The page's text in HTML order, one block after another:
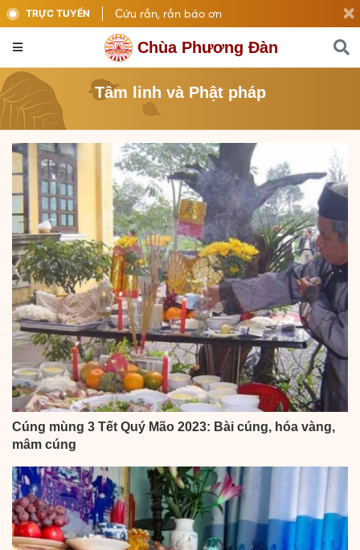
TRỰC TUYẾN Cứu rắn, rắn báo ơn
Chùa Phương Đàn
Tâm linh và Phật pháp
Cúng mùng 3 Tết Quý Mão 2023: Bài cúng, hóa vàng,
mâm cúng